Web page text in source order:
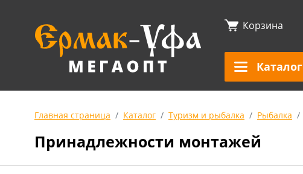
Корзина
Каталог
Главная страница Каталог Туризм и рыбалка Рыбалка
Принадлежности монтажей